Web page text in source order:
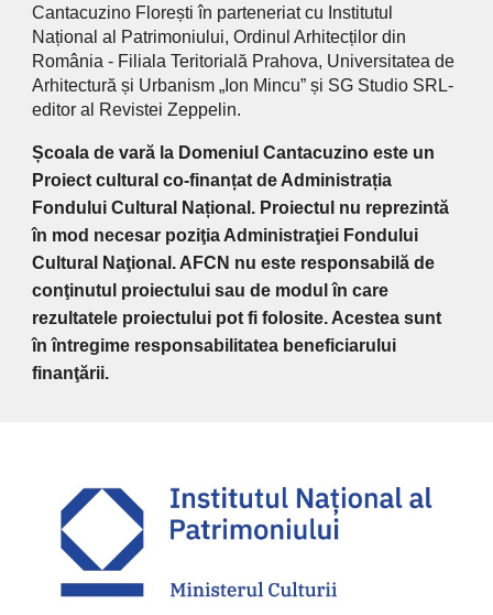
Cantacuzino Florești în parteneriat cu Institutul
Național al Patrimoniului, Ordinul Arhitecților din
România - Filiala Teritorială Prahova, Universitatea de
Arhitectură și Urbanism „Ion Mincu” și SG Studio SRL-
editor al Revistei Zeppelin.
Școala de vară la Domeniul Cantacuzino este un
Proiect cultural co-finanțat de Administrația
Fondului Cultural Național. Proiectul nu reprezintă
în mod necesar poziţia Administraţiei Fondului
Cultural Naţional. AFCN nu este responsabilă de
conţinutul proiectului sau de modul în care
rezultatele proiectului pot fi folosite. Acestea sunt
în întregime responsabilitatea beneficiarului
finanţării.